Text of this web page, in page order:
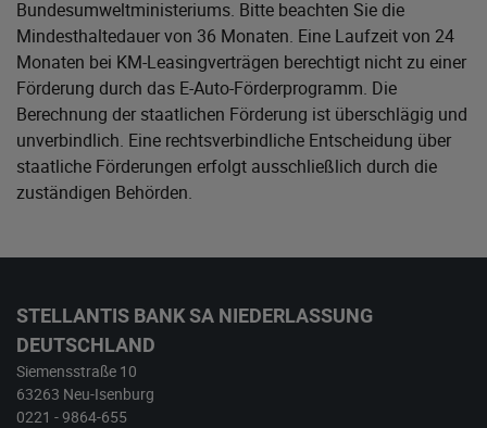
Bundesumweltministeriums. Bitte beachten Sie die
Mindesthaltedauer von 36 Monaten. Eine Laufzeit von 24
Monaten bei KM-Leasingverträgen berechtigt nicht zu einer
Förderung durch das E-Auto-Förderprogramm. Die
Berechnung der staatlichen Förderung ist überschlägig und
unverbindlich. Eine rechtsverbindliche Entscheidung über
staatliche Förderungen erfolgt ausschließlich durch die
zuständigen Behörden.
STELLANTIS BANK SA NIEDERLASSUNG
DEUTSCHLAND
Siemensstraße 10
63263 Neu-Isenburg
0221 - 9864-655